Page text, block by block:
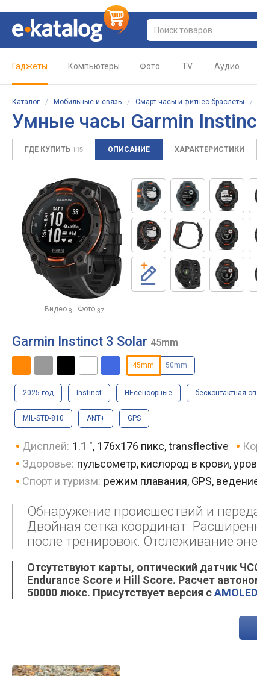
Гаджеты Компьютеры Фото TV Аудио
Каталог / Мобильные и связь / Смарт часы и фитнес браслеты /
Умные часы Garmin
ГДЕ КУПИТЬ 115 ОПИСАНИЕ ХАРАКТЕРИСТИКИ
Видео 8 Фото 37
Garmin Instinct 3 Solar 45mm
45mm 50mm
2025 год Instinct НЕсенсорные бесконтактная
MIL-STD-810 ANT+ GPS
Дисплей: 1.1 ", 176x176 пикс, transflective
Здоровье: пульсометр, кислород в крови,
Спорт и туризм: режим плавания, GPS,
Обнаружение происшествий и
Двойная сетка координат.
после тренировок. Отслеживание
Отсутствуют карты, оптический датчик
Endurance Score и Hill Score. Расчет
50000 люкс. Присутствует версия сAMOLED